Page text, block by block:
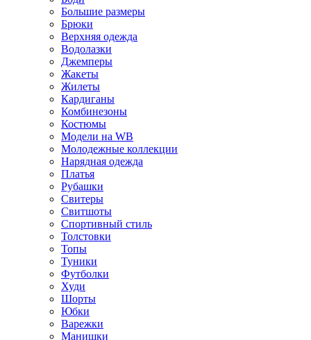
Большие размеры
Брюки
Верхняя одежда
Водолазки
Джемперы
Жакеты
Жилеты
Кардиганы
Комбинезоны
Костюмы
Модели на WB
Молодежные коллекции
Нарядная одежда
Платья
Рубашки
Свитеры
Свитшоты
Спортивный стиль
Толстовки
Топы
Туники
Футболки
Худи
Шорты
Юбки
Варежки
Манишки